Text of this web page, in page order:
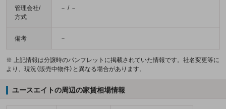
管理会社/
方式
－ / －
備考 －
※ 上記情報は分譲時のパンフレットに掲載されていた情報です。社名変更等に
より、現況（販売中物件）と異なる場合があります。
ユースエイトの周辺の家賃相場情報